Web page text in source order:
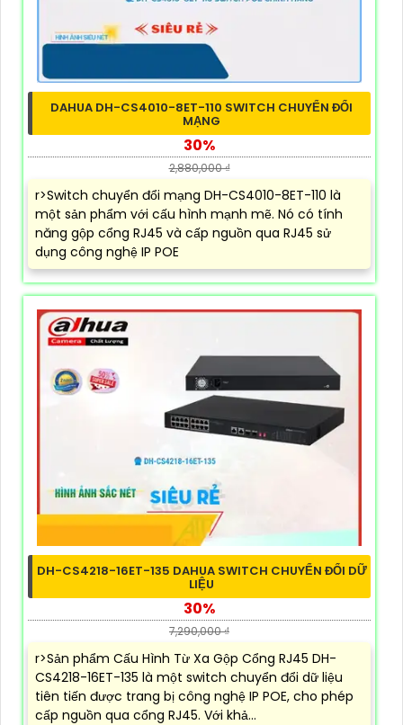
DAHUA DH-CS4010-8ET-110 SWITCH CHUYỂN ĐỔI
MẠNG
30%
2,880,000 ₫
r>Switch chuyển đổi mạng DH-CS4010-8ET-110 là
một sản phẩm với cấu hình mạnh mẽ. Nó có tính
năng gộp cổng RJ45 và cấp nguồn qua RJ45 sử
dụng công nghệ IP POE
DH-CS4218-16ET-135 DAHUA SWITCH CHUYỂN ĐỔI DỮ
LIỆU
30%
7,290,000 ₫
r>Sản phẩm Cấu Hình Từ Xa Gộp Cổng RJ45 DH-
CS4218-16ET-135 là một switch chuyển đổi dữ liệu
tiên tiến được trang bị công nghệ IP POE, cho phép
cấp nguồn qua cổng RJ45. Với khả...